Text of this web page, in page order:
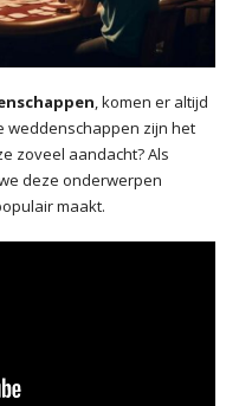
, komen er altijd
weddenschappen zijn het
zoveel aandacht? Als
deze onderwerpen
maakt.